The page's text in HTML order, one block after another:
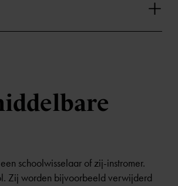
schoolwisselaar of zij-instromer.
Zij worden bijvoorbeeld verwijderd